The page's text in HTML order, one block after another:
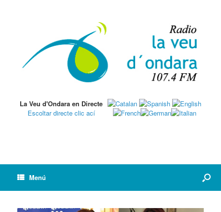
La Veu d'Ondara en Directe
Escoltar directe clic ací
Menú